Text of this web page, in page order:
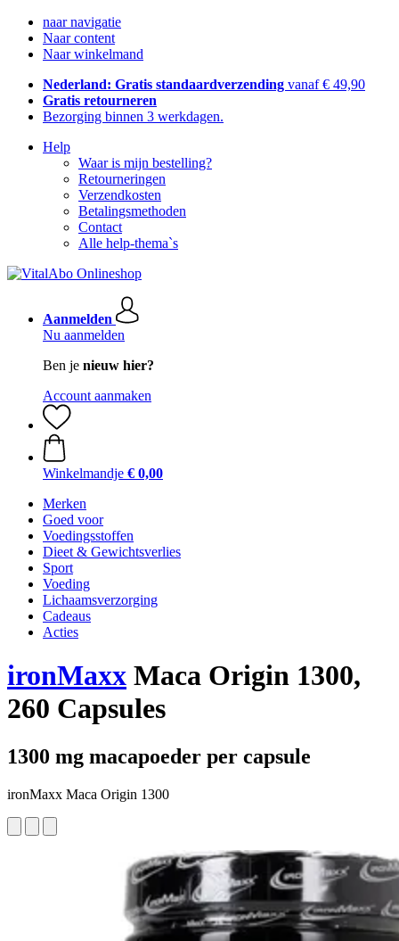
naar navigatie
Naar content
Naar winkelmand
Nederland: Gratis standaardverzending vanaf € 49,90
Gratis retourneren
Bezorging binnen 3 werkdagen.
Help
Waar is mijn bestelling?
Retourneringen
Verzendkosten
Betalingsmethoden
Contact
Alle help-thema`s
Aanmelden
Nu aanmelden
Ben je nieuw hier?
Account aanmaken
Winkelmandje € 0,00
Merken
Goed voor
Voedingsstoffen
Dieet & Gewichtsverlies
Sport
Voeding
Lichaamsverzorging
Cadeaus
Acties
ironMaxx Maca Origin 1300,
260 Capsules
1300 mg macapoeder per capsule
ironMaxx Maca Origin 1300